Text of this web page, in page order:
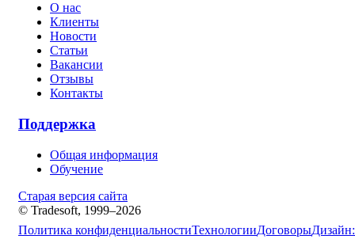
О нас
Клиенты
Новости
Статьи
Вакансии
Отзывы
Контакты
Поддержка
Общая информация
Обучение
Старая версия сайта
© Tradesoft, 1999–2026
Политика конфиденциальностиТехнологииДоговорыДизайн: